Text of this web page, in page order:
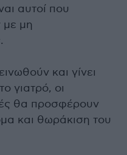
αυτοί που
με μη
και γίνει
γιατρό, οι
θα προσφέρουν
και θωράκιση του